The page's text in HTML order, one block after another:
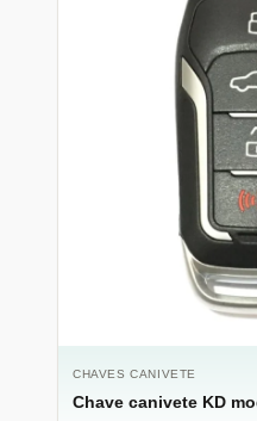
CHAVES CANIVETE
Chave canivete KD